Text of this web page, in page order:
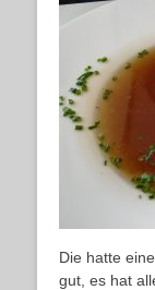
Die hatte
gut, es hat